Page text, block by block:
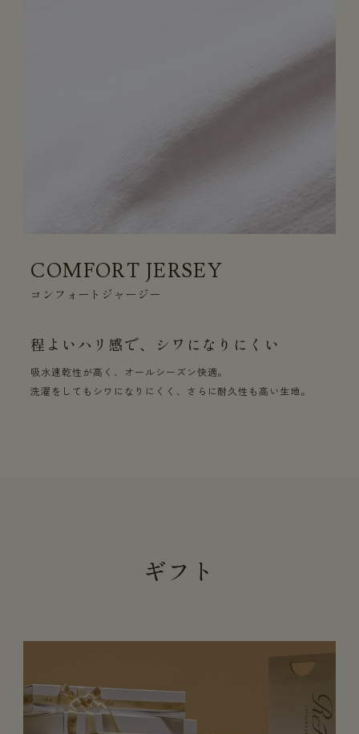
COMFORT JERSEY
コンフォートジャージー
程よいハリ感で、シワになりにくい
吸水速乾性が高く、オールシーズン快適。
洗濯をしてもシワになりにくく、さらに耐久性も高い生地。
ギフト